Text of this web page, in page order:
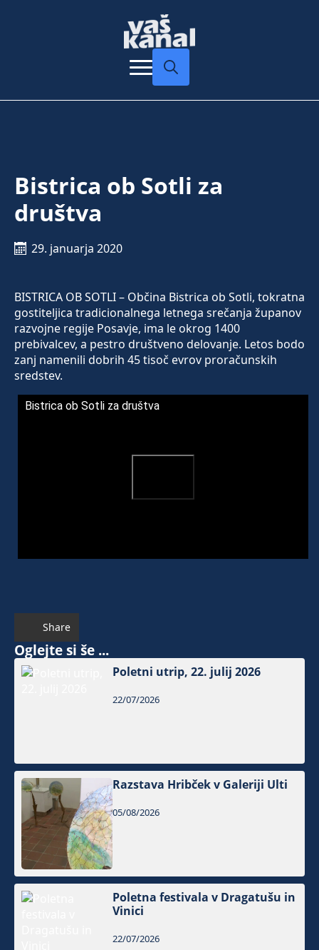
Bistrica ob Sotli za
društva
29. januarja 2020
BISTRICA OB SOTLI – Občina Bistrica ob Sotli, tokratna
gostiteljica tradicionalnega letnega srečanja županov
razvojne regije Posavje, ima le okrog 1400
prebivalcev, a pestro društveno delovanje. Letos bodo
zanj namenili dobrih 45 tisoč evrov proračunskih
sredstev.
Bistrica ob Sotli za društva
Share
Oglejte si še ...
Poletni utrip, 22. julij 2026
22/07/2026
Razstava Hribček v Galeriji Ulti
05/08/2026
Poletna festivala v Dragatušu in
Vinici
22/07/2026